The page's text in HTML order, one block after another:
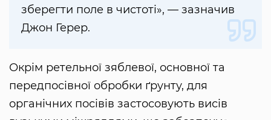
зберегти поле в чистоті», — зазначив
Джон Герер.
Окрім ретельної зяблевої, основної та
передпосівної обробки ґрунту, для
органічних посівів застосовують висів